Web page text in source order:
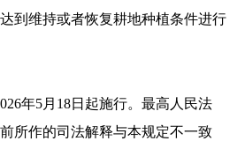
到维持或者恢复耕地种植条件进行
年5月18日起施行。最高人民法
所作的司法解释与本规定不一致